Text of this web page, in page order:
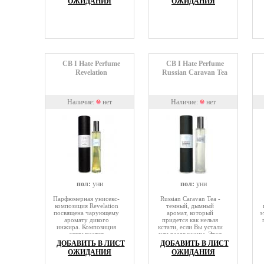
предлагается серия
Аккорд North Atlantic
семейство запахов, в
которое входят
ароматы рек, дождя,
океанов, морей,
CB I Hate Perfume
Revelation
Наличие: нет
пол: уни
Парфюмерная унисекс-
композиция Revelation
посвящена чарующему
аромату дикого
инжира. Композиция
открывается
хрустящими зелеными
аккордами,
чувственными и
ДОБАВИТЬ В ЛИСТ
ОЖИДАНИЯ
CB I Hate Perfume
Russian Caravan Tea
Наличие: нет
пол: уни
Russian Caravan Tea -
темный, дымный
аромат, который
придется как нельзя
кстати, если Вы устали
или раздражены. Этот
аромат позволит Вам
расслабиться,
сосредоточиться на
ДОБАВИТЬ В ЛИСТ
ОЖИДАНИЯ